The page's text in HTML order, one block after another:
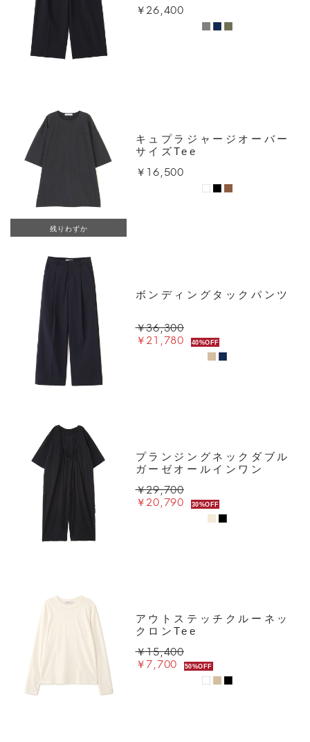
￥26,400
残りわずか
キュプラジャージオーバー
サイズTee
￥16,500
ボンディングタックパンツ
￥36,300
￥21,780 40%OFF
プランジングネックダブル
ガーゼオールインワン
￥29,700
￥20,790 30%OFF
アウトステッチクルーネッ
クロンTee
￥15,400
￥7,700 50%OFF